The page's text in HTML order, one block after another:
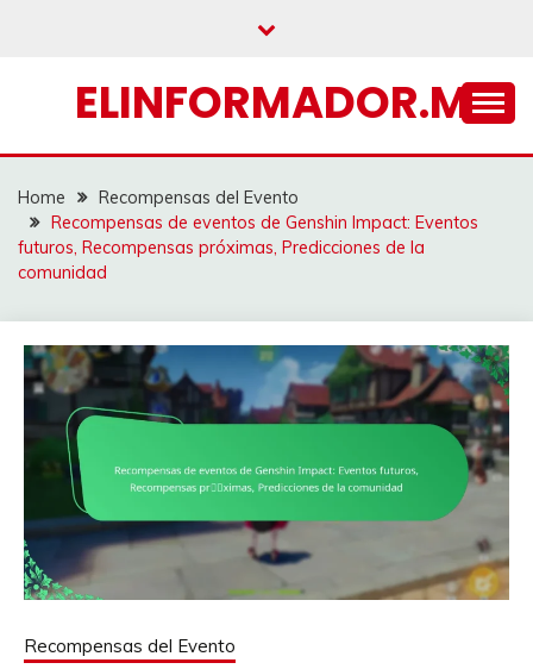
ELINFORMADOR.MX
Home
Recompensas del Evento
Recompensas de eventos de Genshin Impact: Eventos
futuros, Recompensas próximas, Predicciones de la
comunidad
Recompensas del Evento